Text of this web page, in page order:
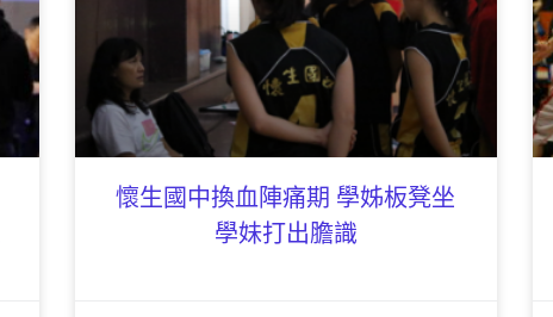
懷生國中換血陣痛期 學姊板凳坐
學妹打出膽識